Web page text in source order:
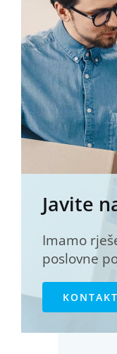
Javite
Imamo
poslovne